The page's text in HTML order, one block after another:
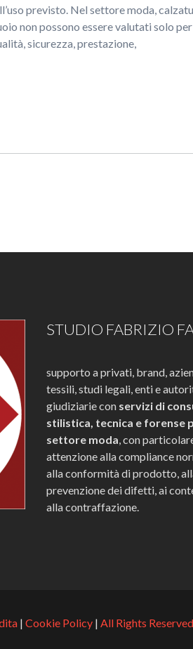
previsto. Nel settore moda,
non possono essere valutati solo
sicurezza, prestazione,
STUDIO FABRIZIO
supporto a privati, brand,
tessili, studi legali, enti e
giudiziarie con servizi di
stilistica, tecnica e forense
settore moda , con
attenzione alla compliance
alla conformità di prodotto,
prevenzione dei difetti, ai
alla contraffazione.
| Cookie Policy | All Rights Reserved